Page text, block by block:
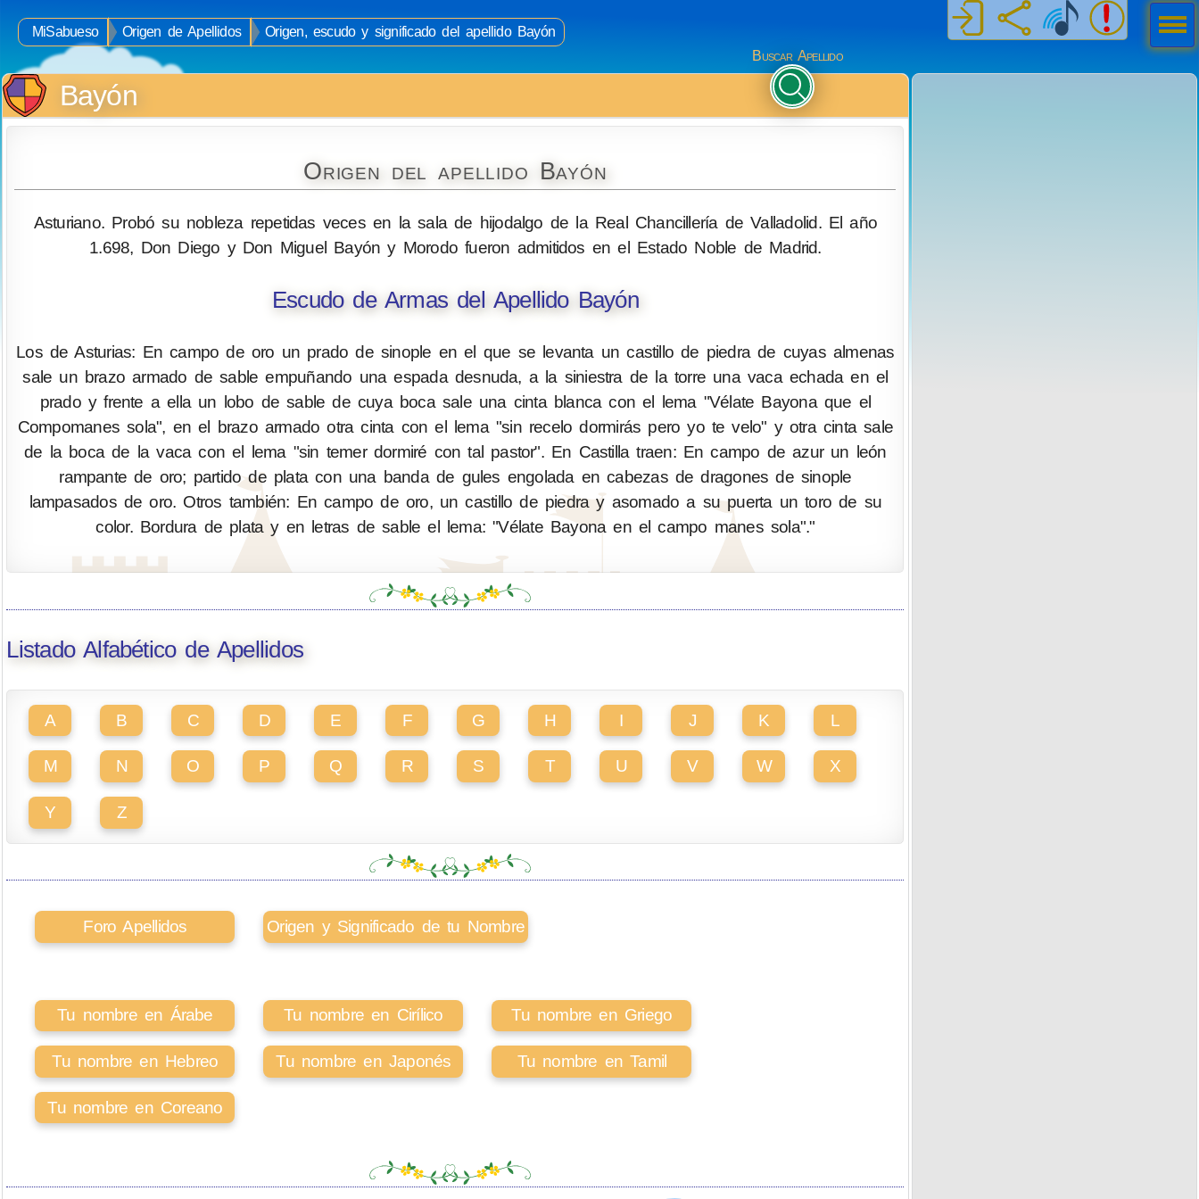
MiSabueso Origen de Apellidos
Origen, escudo y significado del apellido Bayón
Buscar Apellido
Bayón
Origen del apellido Bayón
Asturiano. Probó su nobleza repetidas veces en la sala de hijodalgo de la Real Chancillería de Valladolid. El año
1.698, Don Diego y Don Miguel Bayón y Morodo fueron admitidos en el Estado Noble de Madrid.
Escudo de Armas del Apellido Bayón
Los de Asturias: En campo de oro un prado de sinople en el que se levanta un castillo de piedra de cuyas almenas
sale un brazo armado de sable empuñando una espada desnuda, a la siniestra de la torre una vaca echada en el
prado y frente a ella un lobo de sable de cuya boca sale una cinta blanca con el lema "Vélate Bayona que el
Compomanes sola", en el brazo armado otra cinta con el lema "sin recelo dormirás pero yo te velo" y otra cinta sale
de la boca de la vaca con el lema "sin temer dormiré con tal pastor". En Castilla traen: En campo de azur un león
rampante de oro; partido de plata con una banda de gules engolada en cabezas de dragones de sinople
lampasados de oro. Otros también: En campo de oro, un castillo de piedra y asomado a su puerta un toro de su
color. Bordura de plata y en letras de sable el lema: "Vélate Bayona en el campo manes sola"."
Listado Alfabético de Apellidos
A B C D E F G H I J K L
M N O P Q R S T U V W X
Y Z
Foro Apellidos Origen y Significado de tu Nombre
Tu nombre en Árabe Tu nombre en Cirílico Tu nombre en Griego
Tu nombre en Hebreo Tu nombre en Japonés Tu nombre en Tamil
Tu nombre en Coreano
Men
ú